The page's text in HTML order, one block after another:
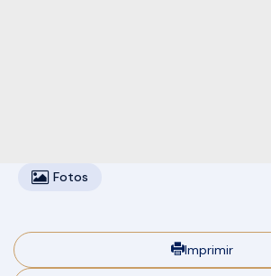
Fotos
Imprimir